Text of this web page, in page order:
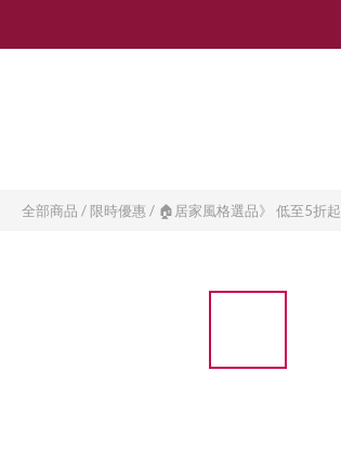
全部商品 / 限時優惠 / 🏠居家風格選品》 低至5折起